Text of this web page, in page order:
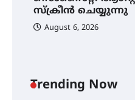
സ്‌ക്രീൻ ചെയ്യുന്നു
August 6, 2026
Trending Now
നേട്ടം